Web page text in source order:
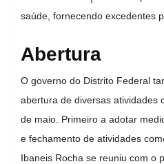
saúde, fornecendo excedentes
Abertura
O governo do Distrito Federal
abertura de diversas atividades
de maio. Primeiro a adotar
e fechamento de atividades
Ibaneis Rocha se reuniu com o